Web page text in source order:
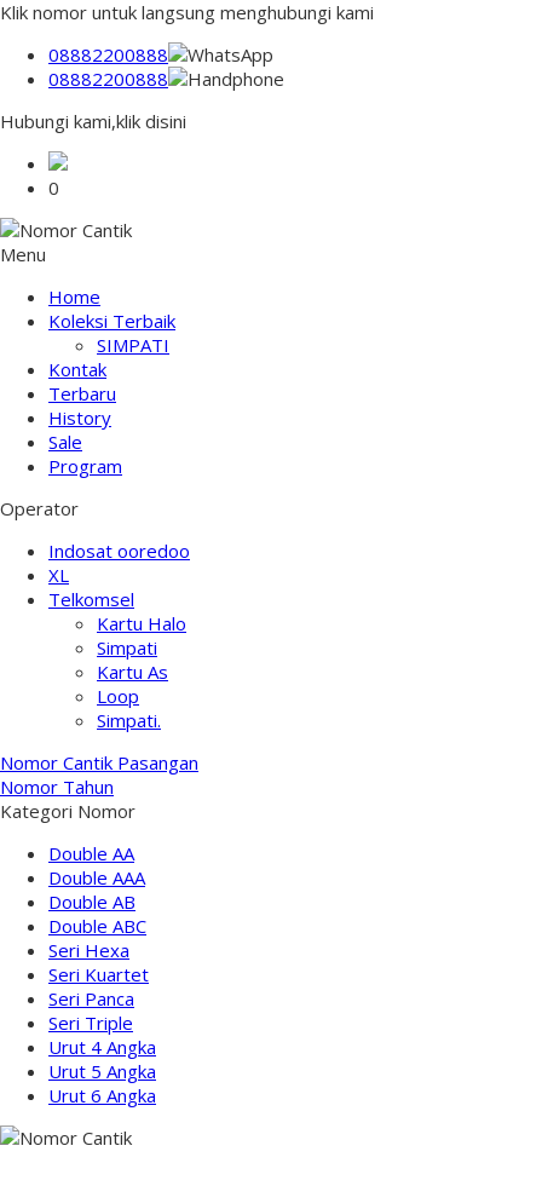
Klik nomor untuk langsung menghubungi kami
08882200888
08882200888
Hubungi kami,klik disini
0
Menu
Home
Koleksi Terbaik
SIMPATI
Kontak
Terbaru
History
Sale
Program
Operator
Indosat ooredoo
XL
Telkomsel
Kartu Halo
Simpati
Kartu As
Loop
Simpati.
Nomor Cantik Pasangan
Nomor Tahun
Kategori Nomor
Double AA
Double AAA
Double AB
Double ABC
Seri Hexa
Seri Kuartet
Seri Panca
Seri Triple
Urut 4 Angka
Urut 5 Angka
Urut 6 Angka